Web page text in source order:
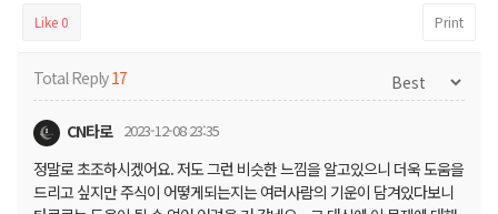
Like 0 Print
Total Reply17
CN타로 2023-12-08 23:35
정말로 초조하시겠어요. 저도 그런 비슷한 느낌을 알고있으니 더욱 도움을
드리고 싶지만 주식이 어떻게되는지는 여러사람의 기운이 담겨있다보니